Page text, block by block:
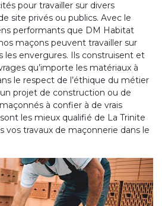
pour travailler sur divers
site privés ou publics. Avec le
performants que DM Habitat
maçons peuvent travailler sur
les envergures. Ils construisent et
qu’importe les matériaux à
le respect de l’éthique du métier
projet de construction ou de
à confier à de vrais
les mieux qualifié de La Trinite
vos travaux de maçonnerie dans le